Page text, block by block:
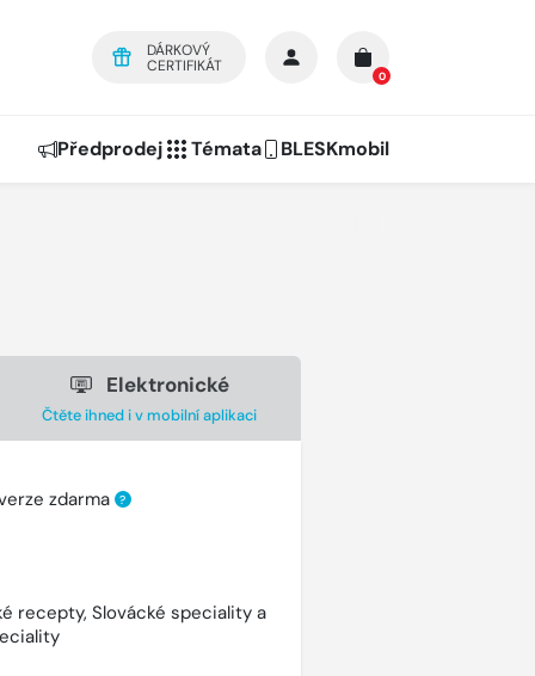
DÁRKOVÝ
CERTIFIKÁT
0
Předprodej Témata BLESKmobil
Elektronické
Čtěte ihned i v mobilní aplikaci
zdarma ?
recepty, Slovácké speciality a